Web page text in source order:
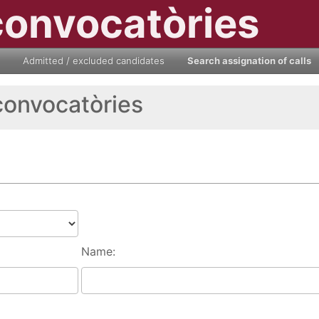
Admitted / excluded candidates Search assignation of calls
Name: